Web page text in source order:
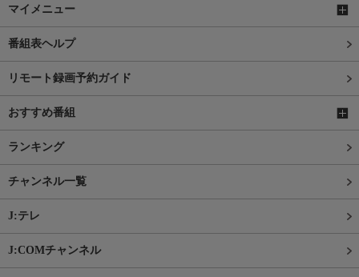
マイメニュー
番組表ヘルプ
リモート録画予約ガイド
おすすめ番組
ランキング
チャンネル一覧
J:テレ
J:COMチャンネル